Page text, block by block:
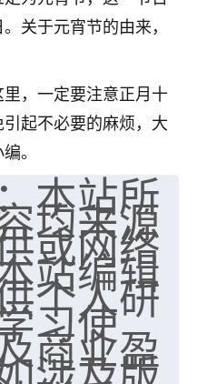
关于元宵节的由来，
，一定要注意正月十
起不必要的麻烦，大
。
本站所
均来源
或网络
站编辑
个人研
习使
商业盈
感兴趣